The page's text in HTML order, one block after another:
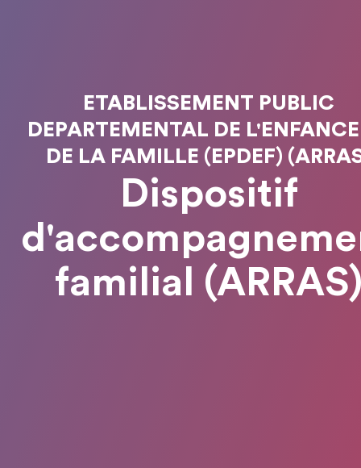
ETABLISSEMENT PUBLIC
DEPARTEMENTAL DE
DE LA FAMILLE (EPDEF)
Dispositif
familial